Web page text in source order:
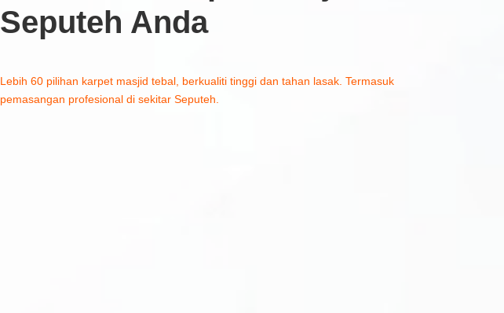
Seputeh Anda
Lebih 60 pilihan karpet masjid tebal, berkualiti tinggi dan tahan lasak. Termasuk
pemasangan profesional di sekitar Seputeh.